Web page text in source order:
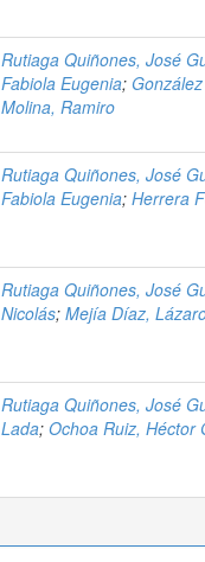
Rutiaga Quiñones, José
Fabiola Eugenia;
Molina, Ramiro
Rutiaga Quiñones, José
Fabiola Eugenia; Herrera
Rutiaga Quiñones, José
Nicolás; Mejía Díaz,
Rutiaga Quiñones, José
Lada; Ochoa Ruiz, Héctor